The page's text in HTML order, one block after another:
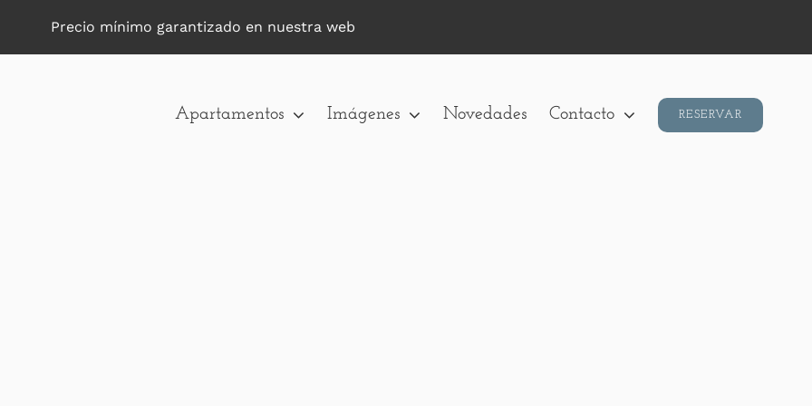
Precio mínimo garantizado en nuestra web
Apartamentos Imágenes Novedades Contacto RESERVAR